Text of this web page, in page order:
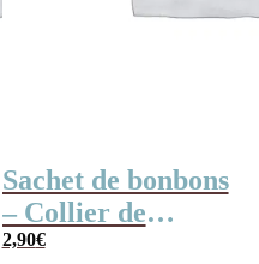
Sachet de bonbons
– Collier de
bonbons x4 & de
2,90€